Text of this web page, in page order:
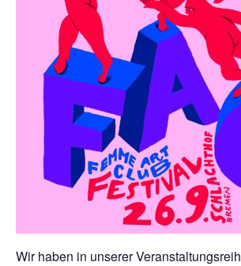
Wir haben in unserer